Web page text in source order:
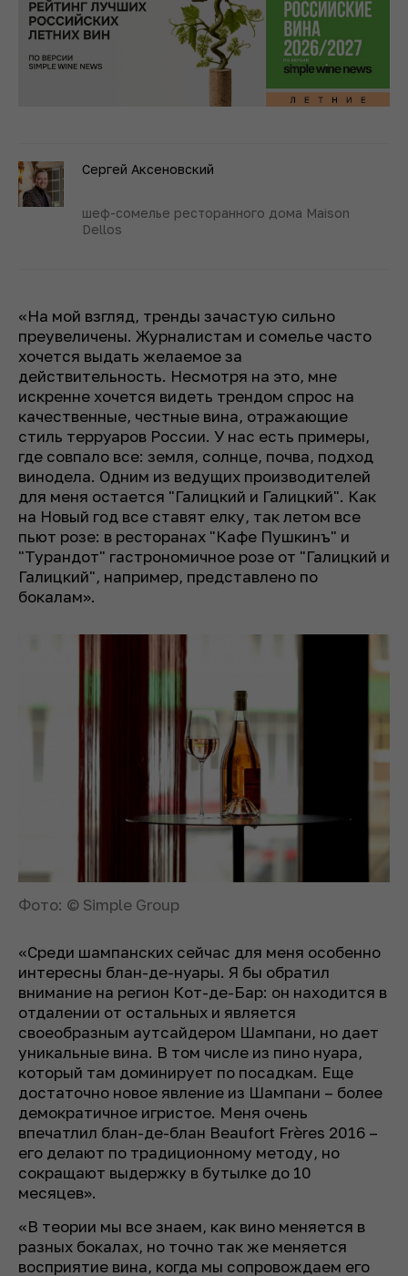
Сергей Аксеновский
шеф-сомелье ресторанного дома Maison
Dellos
«На мой взгляд, тренды зачастую сильно
преувеличены. Журналистам и сомелье часто
хочется выдать желаемое за
действительность. Несмотря на это, мне
искренне хочется видеть трендом спрос на
качественные, честные вина, отражающие
стиль терруаров России. У нас есть примеры,
где совпало все: земля, солнце, почва, подход
винодела. Одним из ведущих производителей
для меня остается "Галицкий и Галицкий". Как
на Новый год все ставят елку, так летом все
пьют розе: в ресторанах "Кафе Пушкинъ" и
"Турандот" гастрономичное розе от "Галицкий и
Галицкий", например, представлено по
бокалам».
Фото: © Simple Group
«Среди шампанских сейчас для меня особенно
интересны блан-де-нуары. Я бы обратил
внимание на регион Кот-де-Бар: он находится в
отдалении от остальных и является
своеобразным аутсайдером Шампани, но дает
уникальные вина. В том числе из пино нуара,
который там доминирует по посадкам. Еще
достаточно новое явление из Шампани – более
демократичное игристое. Меня очень
впечатлил блан-де-блан Beaufort Frères 2016 –
его делают по традиционному методу, но
сокращают выдержку в бутылке до 10
месяцев».
«В теории мы все знаем, как вино меняется в
разных бокалах, но точно так же меняется
восприятие вина, когда мы сопровождаем его